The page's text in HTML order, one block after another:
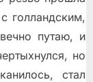
голландским,
путаю, и
но
стал